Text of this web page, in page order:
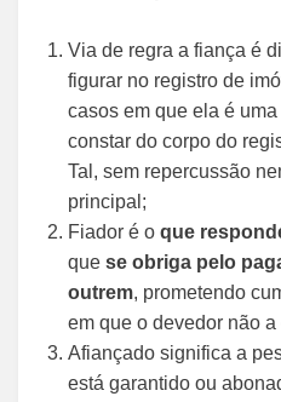
Via de regra a fiança é
figurar no registro de
casos em que ela é
constar do corpo do
Tal, sem repercussão
principal;
Fiador é o que
que se obriga pelo
outrem, prometendo
em que o devedor não a
Afiançado significa a
está garantido ou